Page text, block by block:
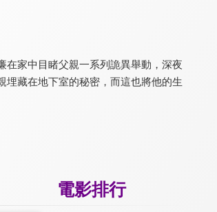
在家中目睹父親一系列詭異舉動，深夜
埋藏在地下室的秘密，而這也將他的生
電影排行